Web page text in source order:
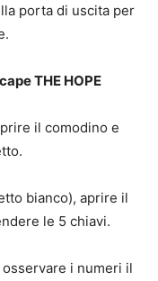
porta di uscita per
THE HOPE
il comodino e
bianco), aprire il
le 5 chiavi.
i numeri il